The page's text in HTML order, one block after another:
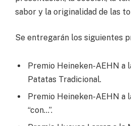
sabor y la originalidad de las
Se entregarán los siguientes
Premio Heineken-AEHN a
Patatas Tradicional.
Premio Heineken-AEHN a
“con…”.